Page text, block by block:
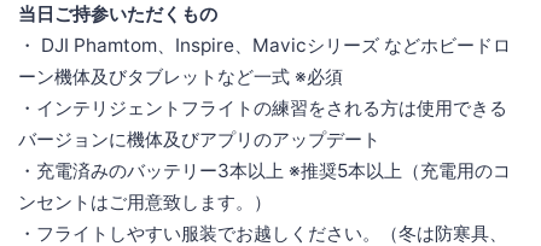
当日ご持参いただくもの
・ DJI Phamtom、Inspire、Mavicシリーズ などホビードロ
ーン機体及びタブレットなど一式 ※必須
・インテリジェントフライトの練習をされる方は使用できる
バージョンに機体及びアプリのアップデート
・充電済みのバッテリー3本以上 ※推奨5本以上（充電用のコ
ンセントはご用意致します。）
・フライトしやすい服装でお越しください。（冬は防寒具、